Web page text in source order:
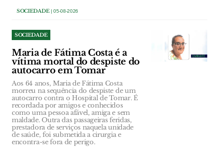
SOCIEDADE| 05-08-2026
SOCIEDADE
Maria de Fátima Costa é a
vítima mortal do despiste do
autocarro em Tomar
Aos 64 anos, Maria de Fátima Costa
morreu na sequência do despiste de um
autocarro contra o Hospital de Tomar. É
recordada por amigos e conhecidos
como uma pessoa afável, amiga e sem
maldade. Outra das passageiras feridas,
prestadora de serviços naquela unidade
de saúde, foi submetida a cirurgia e
encontra-se fora de perigo.